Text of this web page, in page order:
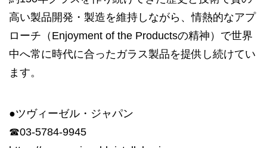
高い製品開発・製造を維持しながら、情熱的なアプ
ローチ（Enjoyment of the Productsの精神）で世界
中へ常に時代に合ったガラス製品を提供し続けてい
ます。
●ツヴィーゼル・ジャパン
☎︎03-5784-9945